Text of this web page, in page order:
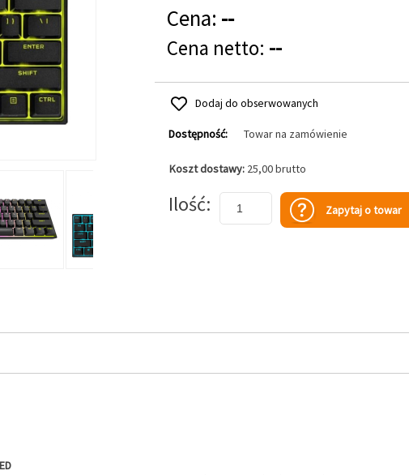
Cena: --
Cena netto: --
Dodaj do obserwowanych
Dostępność: Towar na zamówienie
Koszt dostawy: 25,00 brutto
Ilość Zapytaj o towar